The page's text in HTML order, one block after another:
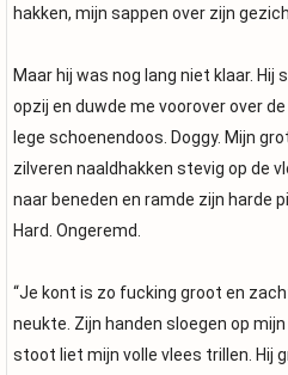
hakken, mijn sappen over zijn
Maar hij was nog lang niet klaar. Hij
opzij en duwde me voorover over
lege schoenendoos. Doggy. Mijn
zilveren naaldhakken stevig op de
naar beneden en ramde zijn harde
Hard. Ongeremd.
“Je kont is zo fucking groot en
neukte. Zijn handen sloegen op
stoot liet mijn volle vlees trillen. Hij